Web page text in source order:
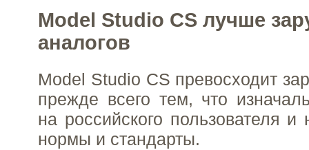
Model Studio CS лучше
аналогов
Model Studio CS превосходит
прежде всего тем, что
на российского пользователя и
нормы и стандарты.